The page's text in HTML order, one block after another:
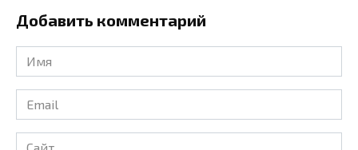
Добавить комментарий
Имя
*
Email
*
Сайт